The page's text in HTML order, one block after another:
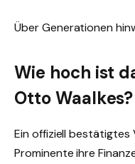
Über Generationen
Wie hoch ist
Otto Waalkes?
Ein offiziell bestätigtes
Prominente ihre